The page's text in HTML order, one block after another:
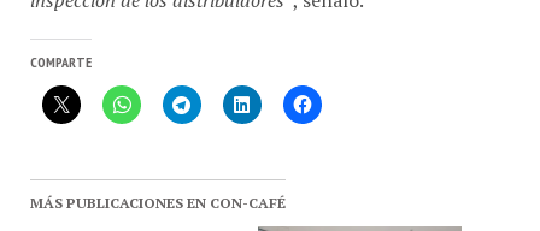
COMPARTE
MÁS PUBLICACIONES EN CON-CAFÉ